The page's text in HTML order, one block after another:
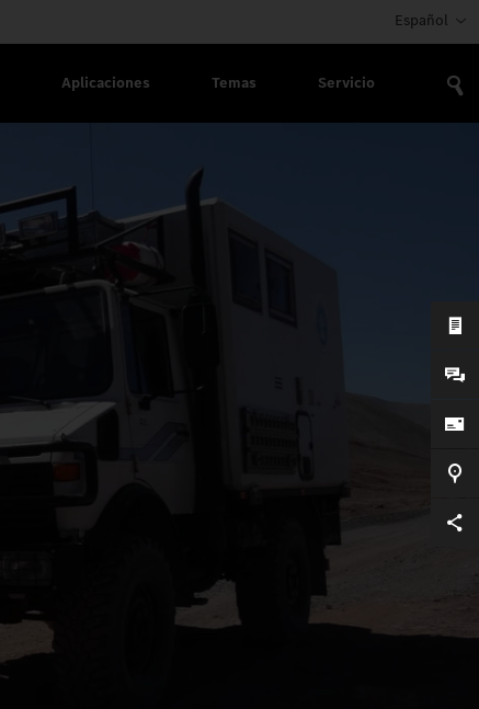
Español
Aplicaciones Temas Servicio